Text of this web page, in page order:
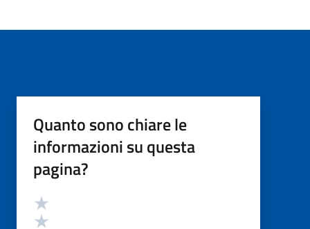
Quanto sono chiare le
informazioni su questa
pagina?
Valutazione